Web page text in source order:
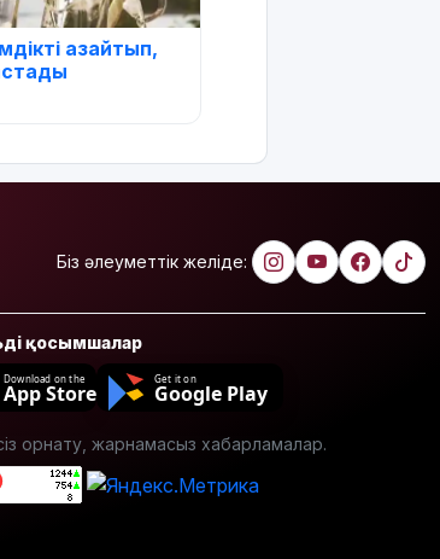
азайтып,
Біз әлеуметтік желіде:
қосымшалар
Download on the
App Store
Get it on
Google Play
орнату, жарнамасыз хабарламалар.